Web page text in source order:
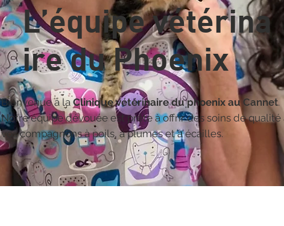
L’équipe vétérina
ire du Phoenix
Bienvenue à la Clinique vétérinaire du phoenix auCannet.
Notre équipe dévouée est prête à offrir des soins de qualité
vos compagnons à poils, à plumes et à écailles.